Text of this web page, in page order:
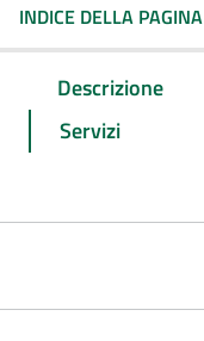
INDICE DELLA PAGINA
Descrizione
Servizi